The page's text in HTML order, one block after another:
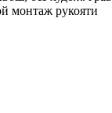
монтаж рукояти